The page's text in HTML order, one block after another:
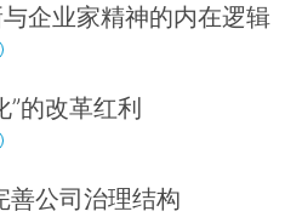
企业家精神的内在逻辑
”的改革红利
善公司治理结构